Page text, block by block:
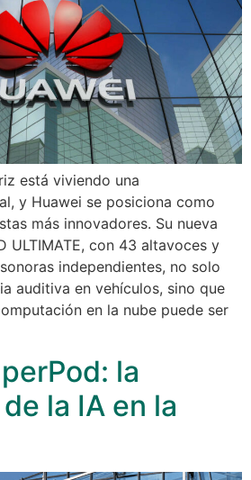
está viviendo una
y Huawei se posiciona como
más innovadores. Su nueva
ULTIMATE, con 43 altavoces y
independientes, no solo
auditiva en vehículos, sino que
en la nube puede ser
la
la IA en la